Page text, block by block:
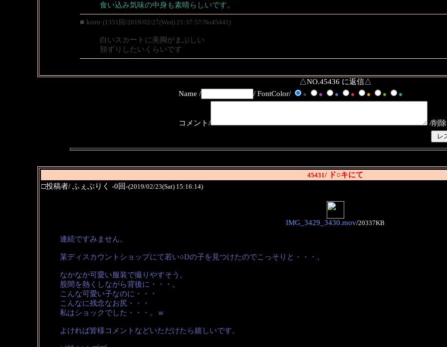
食い込み気味の中身も素晴らしいです。
■ koro (1351回/2019/02/27(Wed) 21:37:57/No45441)
白いスカートに美脚がまぶしい
頬ずりしたいくらいです
△NO.45436 に返信△
Name /
/ FontColor/ ● ● ● ● ● ● ●
コメント/ /削
45431/ ド○キにて
□投稿者/ ふぇぶりく -0回-(2019/02/23(Sat) 15:16:14)
IMG_3429_3430.mov/20337KB
連続ですみません。
某ディスカウントショップにて若い○Dの子を見つけたのでこっそりと・・・。
なかなか可愛い服装で撮りやすそう。
股間を熱くしながら背後に・・・。
こんな可愛い子なのに・・・
こんなに残念なお尻・・・
私はショックでした・・・。ｗ
よければ皆様コメントなどいただけたら嬉しいです。